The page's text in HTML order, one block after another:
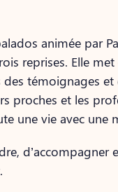
animée par
reprises. Elle
témoignages
proches et les
une vie avec une
d’accompagner